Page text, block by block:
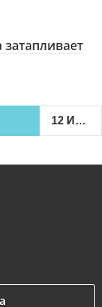
12 ИЮЛЯ 2014